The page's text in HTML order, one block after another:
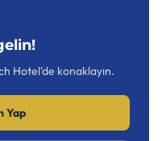
Hotel'de konaklayın.
Yap